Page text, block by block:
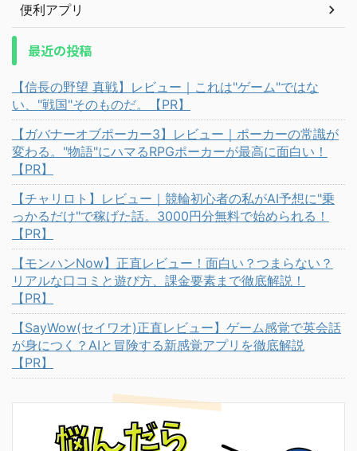
便利アプリ
最近の投稿
【信長の野望 真戦】レビュー｜これは"ゲーム"ではな
い、"戦国"そのものだ。【PR】
【ガバナーオブポーカー3】レビュー｜ポーカーの常識が
変わる。"物語"にハマるRPGポーカーが最高に面白い！
【PR】
【チャリロト】レビュー｜競輪初心者の私がAI予想に"乗
っかるだけ"で稼げた話。3000円分無料で始められる！
【PR】
【モンハンNow】正直レビュー！面白い？つまらない？
リアルな口コミと遊び方、課金要素まで徹底解説！
【PR】
【SayWow(セイワオ)正直レビュー】ゲーム感覚で英会話
が身につく？AIと冒険する新感覚アプリを徹底解説
【PR】